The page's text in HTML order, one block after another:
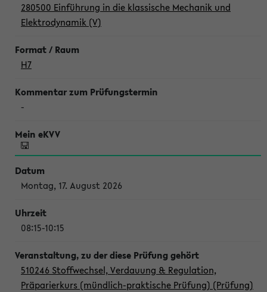
280500 Einführung in die klassische Mechanik und
Elektrodynamik (V)
H7
-
Montag, 17. August 2026
08:15-10:15
510246 Stoffwechsel, Verdauung & Regulation,
Präparierkurs (mündlich-praktische Prüfung) (Prüfung)